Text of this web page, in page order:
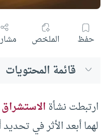
حفظ الملخص
قائمة المحتويات
ارتبطت نشأةالاستشراق
لهما أبعد الأثر في